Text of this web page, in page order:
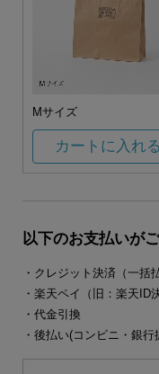
Mサイズ
カートに入れる
以下のお支払いが
・クレジット決済（一括
・楽天ペイ（旧：楽天ID
・代金引換
・後払い(コンビニ・銀